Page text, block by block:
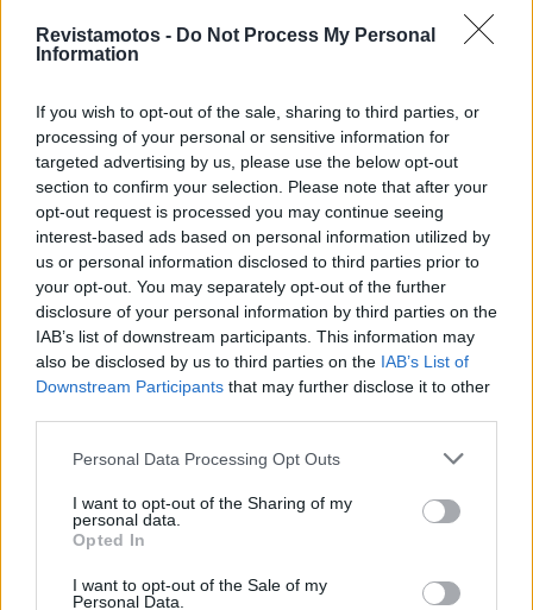
Revistamotos - Do Not Process My Personal
Information
If you wish to opt-out of the sale, sharing to third parties, or
processing of your personal or sensitive information for
targeted advertising by us, please use the below opt-out
section to confirm your selection. Please note that after your
opt-out request is processed you may continue seeing
interest-based ads based on personal information utilized by
us or personal information disclosed to third parties prior to
your opt-out. You may separately opt-out of the further
disclosure of your personal information by third parties on the
IAB’s list of downstream participants. This information may
also be disclosed by us to third parties on the IAB’s List of
Downstream Participants that may further disclose it to other
Personal Data Processing Opt Outs
I want to opt-out of the Sharing of my
personal data.
Opted In
I want to opt-out of the Sale of my
Personal Data.
representando um desconto significativo sobre o
preço de tabela de 7.390€. A entrega para esta
Talaria KOMODO L3e: Com um preço de pré-reserva
de 7.390€ (preço de tabela 7.790€), a versão L3e é
ainda mais atrativa. As datas exatas de lançamento e
entrega para a versão L3e serão comunicadas em
breve, após a confirmação da homologação final.
Tags: destaque KOMODO
Revista Motos
Talaria